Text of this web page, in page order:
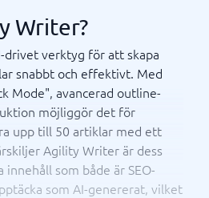
Writer?
verktyg för att skapa
snabbt och effektivt. Med
Mode", avancerad outline-
möjliggör det för
upp till 50 artiklar med ett
Agility Writer är dess
som både är SEO-
som AI-genererat, vilket